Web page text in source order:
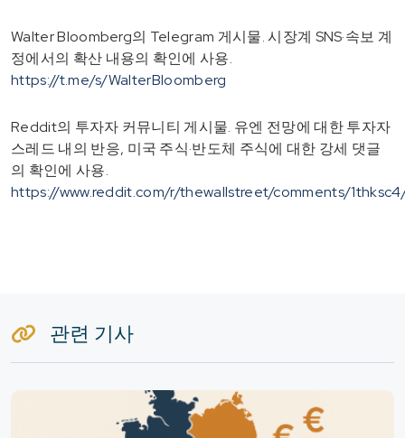
Walter Bloomberg의 Telegram 게시물. 시장계 SNS·속보 계
정에서의 확산 내용의 확인에 사용.
https://t.me/s/WalterBloomberg
Reddit의 투자자 커뮤니티 게시물. 유엔 전망에 대한 투자자
스레드 내의 반응, 미국 주식·반도체 주식에 대한 강세 댓글
의 확인에 사용.
https://www.reddit.com/r/thewallstreet/comments/
관련 기사